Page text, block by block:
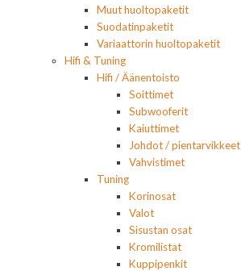
Muut huoltopaketit
Suodatinpaketit
Variaattorin huoltopaketit
Hifi & Tuning
Hifi / Äänentoisto
Soittimet
Subwooferit
Kaiuttimet
Johdot / pientarvikkeet
Vahvistimet
Tuning
Korinosat
Valot
Sisustan osat
Kromilistat
Kuppipenkit